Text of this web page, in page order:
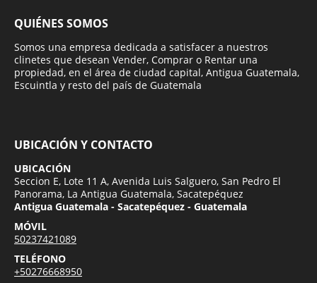
QUIÉNES SOMOS
Somos una empresa dedicada a satisfacer a nuestros
clinetes que desean Vender, Comprar o Rentar una
propiedad, en el área de ciudad capital, Antigua Guatemala,
Escuintla y resto del país de Guatemala
UBICACIÓN Y CONTACTO
UBICACIÓN
Seccion E, Lote 11 A, Avenida Luis Salguero, San Pedro El
Panorama, La Antigua Guatemala, Sacatepéquez
Antigua Guatemala - Sacatepéquez - Guatemala
MÓVIL
50237421089
TELÉFONO
+50276668950